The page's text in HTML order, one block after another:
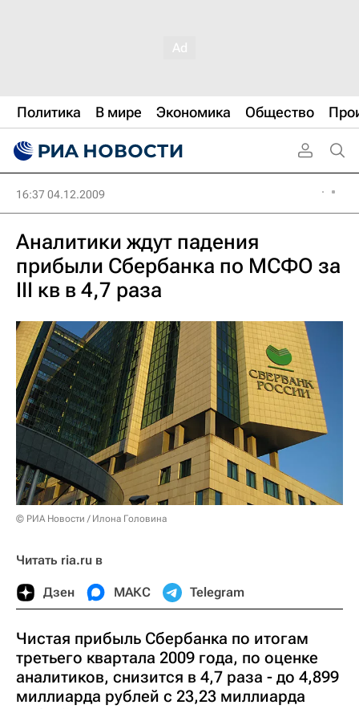
Политика В мире Экономика Общество
16:37 04.12.2009
Аналитики ждут падения
прибыли Сбербанка по МСФО за
III кв в 4,7 раза
© РИА Новости / Илона Головина
Читать ria.ru в
Дзен МАКС Telegram
Чистая прибыль Сбербанка по итогам
третьего квартала 2009 года, по оценке
аналитиков, снизится в 4,7 раза - до 4,899
миллиарда рублей с 23,23 миллиарда